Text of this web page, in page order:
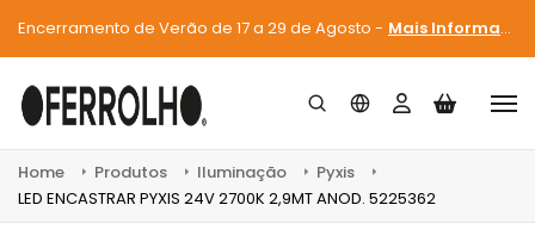
Encerramento de Verão de 17 a 29 de Agosto - Mais Informações
Home Produtos Iluminação
Pyxis
LED ENCASTRAR PYXIS 24V 2700K 2,9MT ANOD. 5225362